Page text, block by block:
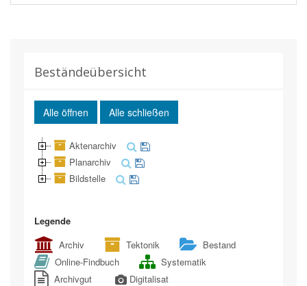
Beständeübersicht
Alle öffnen Alle schließen
Aktenarchiv
Planarchiv
Bildstelle
Legende
Archiv
Tektonik
Bestand
Online-Findbuch
Systematik
Archivgut
Digitalisat